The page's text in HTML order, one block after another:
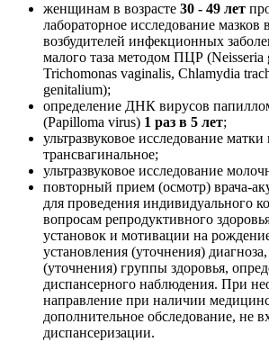
женщинам в возрасте 30 - 49 лет
лабораторное исследование мазков
возбудителей инфекционных
малого таза методом ПЦР (Neisseria
Trichomonas vaginalis, Chlamydia
genitalium);
определение ДНК вирусов
(Papilloma virus) 1 раз в 5 лет;
ультразвуковое исследование
трансвагинальное;
ультразвуковое исследование
повторный прием (осмотр) врача-
для проведения индивидуального
вопросам репродуктивного
установок и мотивации на
установления (уточнения)
(уточнения) группы здоровья,
диспансерного наблюдения. При
направление при наличии
дополнительное обследование, не
диспансеризации.